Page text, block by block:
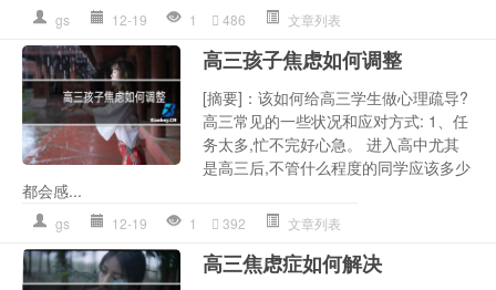
gs 12-19 1 486 文章列表
高三孩子焦虑如何调整
[摘要]：该如何给高三学生做心理疏导?
高三常见的一些状况和应对方式: 1、任
务太多,忙不完好心急。 进入高中尤其
是高三后,不管什么程度的同学应该多少
都会感...
gs 12-19 1 392 文章列表
高三焦虑症如何解决